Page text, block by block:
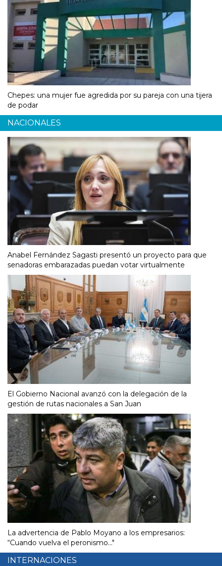
Chepes: una mujer fue agredida por su pareja con una tijera
de podar
NACIONALES
Anabel Fernández Sagasti presentó un proyecto para que
senadoras embarazadas puedan votar virtualmente
El Gobierno Nacional avanzó con la delegación de la
gestión de rutas nacionales a San Juan
La advertencia de Pablo Moyano a los empresarios:
“Cuando vuelva el peronismo..."
INTERNACIONES